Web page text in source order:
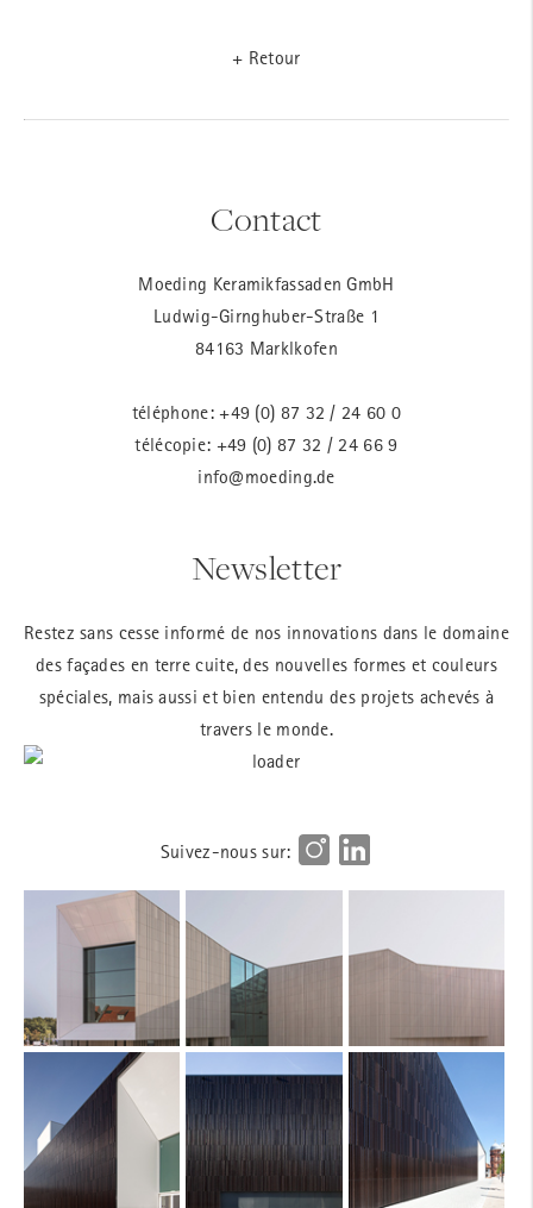
+ Retour
Contact
Moeding Keramikfassaden GmbH
Ludwig-Girnghuber-Straße 1
84163 Marklkofen
téléphone: +49 (0) 87 32 / 24 60 0
télécopie: +49 (0) 87 32 / 24 66 9
info@moeding.de
Newsletter
Restez sans cesse informé de nos innovations dans le domaine
des façades en terre cuite, des nouvelles formes et couleurs
spéciales, mais aussi et bien entendu des projets achevés à
travers le monde.
Suivez-nous sur: